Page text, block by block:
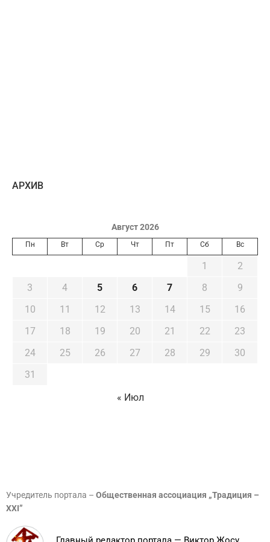
AРХИВ
Август 2026
Пн Вт Ср Чт Пт Сб Вс
1
2
3
4 5 6 7 8
9
10
11 12 13 14 15
16
17
18 19 20 21 22
23
24
25 26 27 28 29
30
31
« Июл
Учредитель портала – Общественная ассоциация „Традиция –
XXI”